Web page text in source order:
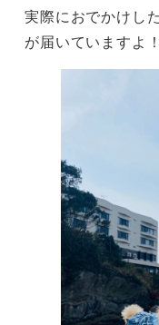
実際におでかけし
が届いていますよ